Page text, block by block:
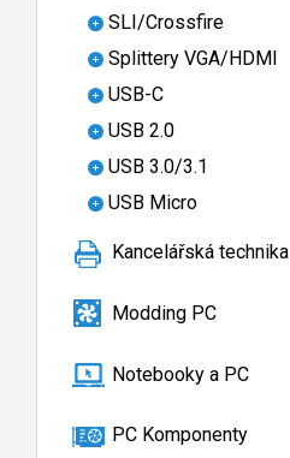
SLI/Crossfire
Splittery VGA/HDMI
USB-C
USB 2.0
USB 3.0/3.1
USB Micro
Kancelářská technika
Modding PC
Notebooky a PC
PC Komponenty